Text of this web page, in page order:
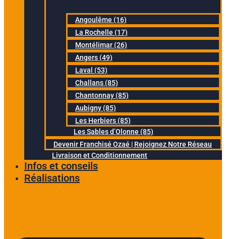
Angoulême (16)
La Rochelle (17)
Montélimar (26)
Angers (49)
Laval (53)
Challans (85)
Chantonnay (85)
Aubigny (85)
Les Herbiers (85)
Les Sables d’Olonne (85)
Devenir Franchisé Ozaé | Rejoignez Notre Réseau
Livraison et Conditionnement
Infos et conseils
Réalisations